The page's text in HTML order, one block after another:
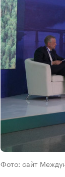
Фото: сайт